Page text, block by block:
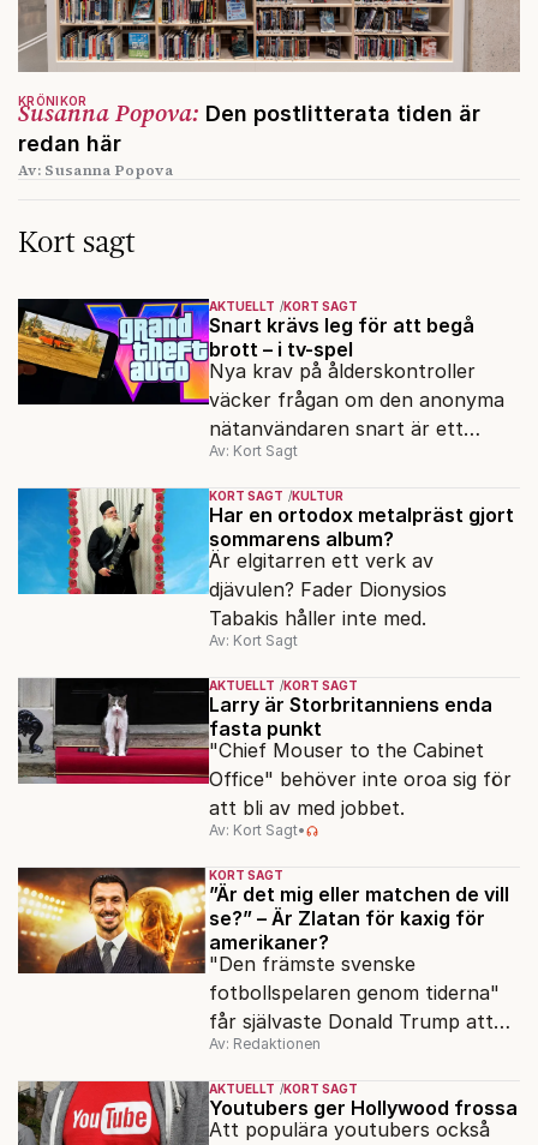
Susanna Popova: Den postlitterata tiden är
redan här
KRÖNIKOR
Av: Susanna Popova
Kort sagt
AKTUELLT KORT SAGT
Snart krävs leg för att begå
brott – i tv-spel
Nya krav på ålderskontroller
väcker frågan om den anonyma
nätanvändaren snart är ett
minne blott.
Av: Kort Sagt
KORT SAGT KULTUR
Har en ortodox metalpräst gjort
sommarens album?
Är elgitarren ett verk av
djävulen? Fader Dionysios
Tabakis håller inte med.
Av: Kort Sagt
AKTUELLT KORT SAGT
Larry är Storbritanniens enda
fasta punkt
"Chief Mouser to the Cabinet
Office" behöver inte oroa sig för
att bli av med jobbet.
Av: Kort Sagt•
KORT SAGT
”Är det mig eller matchen de vill
se?” – Är Zlatan för kaxig för
amerikaner?
"Den främste svenske
fotbollspelaren genom tiderna"
får självaste Donald Trump att
rodna.
Av: Redaktionen
AKTUELLT KORT SAGT
Youtubers ger Hollywood frossa
Att populära youtubers också